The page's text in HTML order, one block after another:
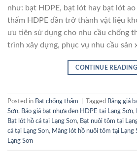
như: bạt HDPE, bạt lót hay bạt lót
thấm HDPE dần trở thành vật liệu
ưu tiên sử dụng cho nhu cầu chống
trình xây dựng, phục vụ nhu cầu sản
CONTINUE
Posted in Bạt chống thấm Tagged Bảng giá
Sơn, Báo giá bạt nhựa đen HDPE tại Lạng Sơn,
Bạt lót hồ cá tại Lạng Sơn, Bạt nuôi tôm tại
cá tại Lạng Sơn, Màng lót hồ nuôi tôm tại Lạng
Lạng Sơn